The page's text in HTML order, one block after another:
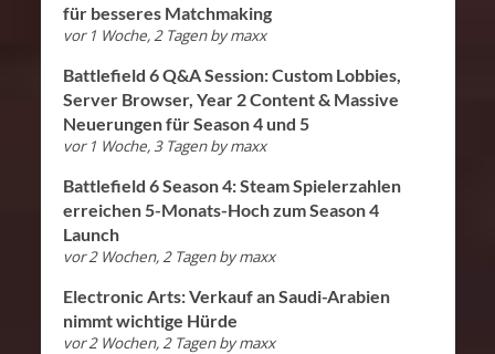
für besseres Matchmaking
vor 1 Woche, 2 Tagen bymaxx
Battlefield 6 Q&A Session: Custom Lobbies,
Server Browser, Year 2 Content & Massive
Neuerungen für Season 4 und 5
vor 1 Woche, 3 Tagen bymaxx
Battlefield 6 Season 4: Steam Spielerzahlen
erreichen 5-Monats-Hoch zum Season 4
Launch
vor 2 Wochen, 2 Tagen bymaxx
Electronic Arts: Verkauf an Saudi-Arabien
nimmt wichtige Hürde
vor 2 Wochen, 2 Tagen bymaxx